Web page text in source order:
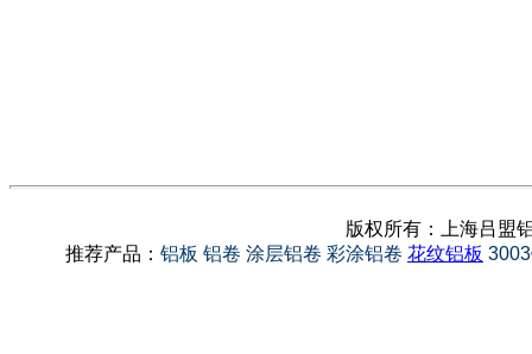
版权所有：上海吕盟
推荐产品： 铝板 铝卷 涂层铝卷 彩涂铝卷 花纹铝板